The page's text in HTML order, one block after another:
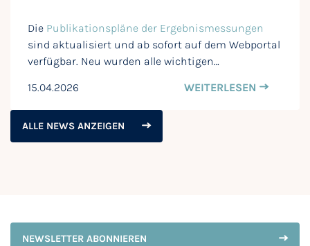
Die Publikationspläne der Ergebnismessungen
sind aktualisiert und ab sofort auf dem Webportal
verfügbar. Neu wurden alle wichtigen…
15.04.2026
WEITERLESEN
ALLE NEWS ANZEIGEN
NEWSLETTER ABONNIEREN